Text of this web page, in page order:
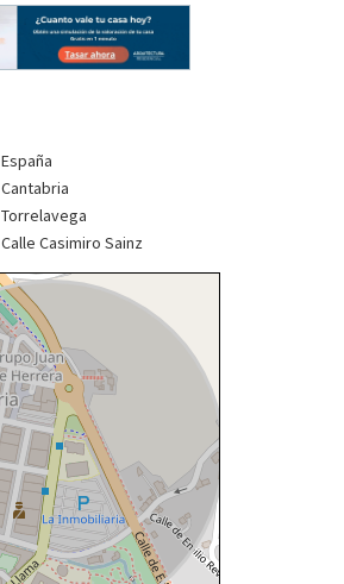
España
Cantabria
Torrelavega
Calle Casimiro Sainz